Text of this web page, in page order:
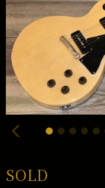
SOLD